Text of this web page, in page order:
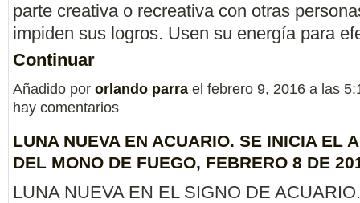
parte creativa o recreativa con otras
impiden sus logros. Usen su energía para
Continuar
Añadido por orlando parra el febrero 9, 2016 a las
hay comentarios
LUNA NUEVA EN ACUARIO. SE INICIA EL
DEL MONO DE FUEGO, FEBRERO 8 DE
LUNA NUEVA EN EL SIGNO DE